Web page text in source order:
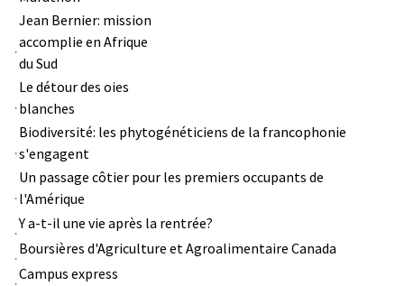
Jean Bernier: mission
accomplie en Afrique
du Sud
Le détour des oies
blanches
Biodiversité: les phytogénéticiens de la francophonie
s'engagent
Un passage côtier pour les premiers occupants de
l'Amérique
Y a-t-il une vie après la rentrée?
Boursières d'Agriculture et Agroalimentaire Canada
Campus express